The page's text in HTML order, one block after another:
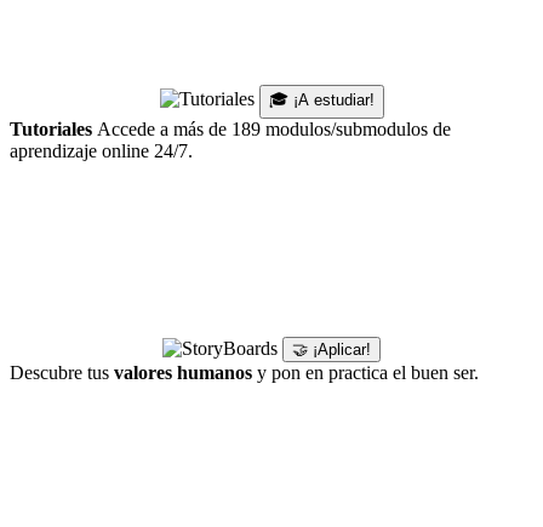
🎓 ¡A estudiar!
Tutoriales Accede a más de 189 modulos/submodulos de
aprendizaje online 24/7.
🤝 ¡Aplicar!
Descubre tus valores humanos y pon en practica el buen ser.